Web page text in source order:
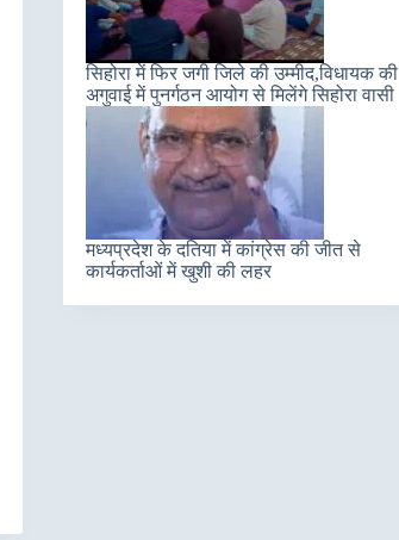
सिहोरा में फिर जगी जिले की उम्मीद,विधायक की
अगुवाई में पुनर्गठन आयोग से मिलेंगे सिहोरा वासी
मध्यप्रदेश के दतिया में कांग्रेस की जीत से
कार्यकर्ताओं में खुशी की लहर